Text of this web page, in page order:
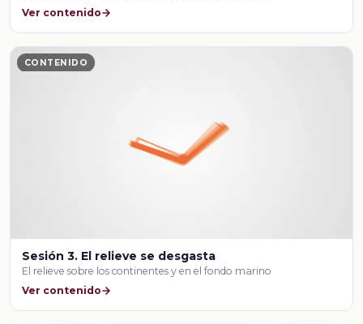
Ver contenido
CONTENIDO
Sesión 3. El relieve se desgasta
El relieve sobre los continentes y en el fondo marino
Ver contenido